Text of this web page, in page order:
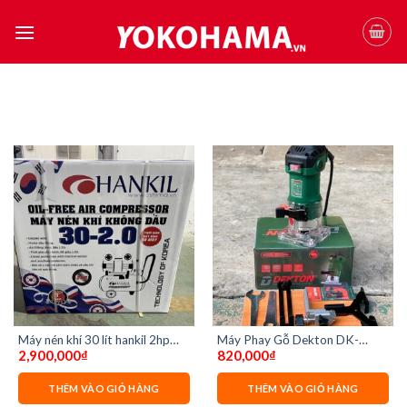
Máy nén khí 30 lít hankil 2hp
không dầu
2,900,000₫
THÊM VÀO GIỎ HÀNG
Máy Phay Gỗ Dekton DK-
635M
820,000₫
THÊM VÀO GIỎ HÀNG